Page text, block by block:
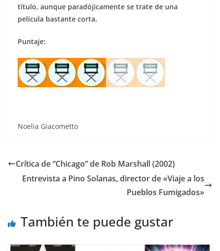
título, aunque paradójicamente se trate de una
película bastante corta.
Puntaje:
Noelia Giacometto
Crítica de “Chicago” de Rob Marshall (2002)
Entrevista a Pino Solanas, director de «Viaje a los
Pueblos Fumigados»
También te puede gustar